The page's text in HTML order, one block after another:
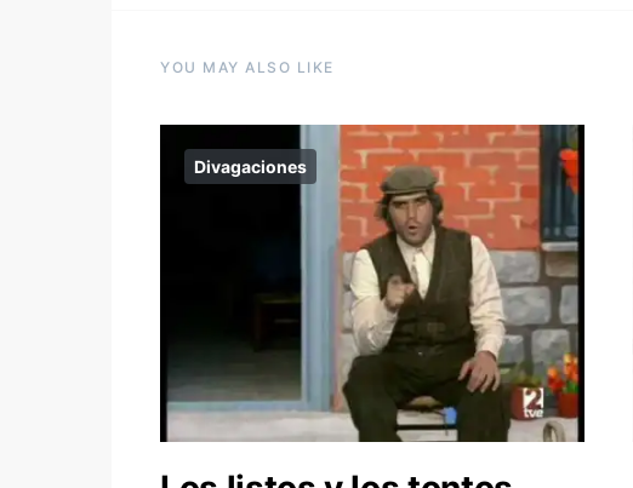
YOU MAY ALSO LIKE
Divagaciones